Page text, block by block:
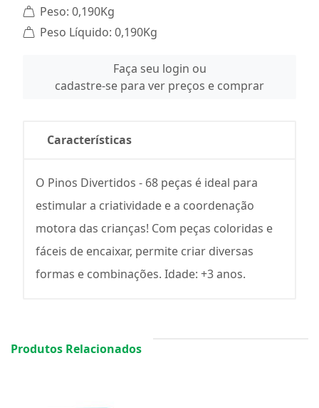
Peso: 0,190Kg
Peso Líquido: 0,190Kg
Faça seu login ou
cadastre-se para ver preços e comprar
Características
O Pinos Divertidos - 68 peças é ideal para
estimular a criatividade e a coordenação
motora das crianças! Com peças coloridas e
fáceis de encaixar, permite criar diversas
formas e combinações. Idade: +3 anos.
Produtos Relacionados